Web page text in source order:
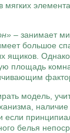
мягких
– занимает
большое
ящиков.
площадь
модель,
наличие
если
белья